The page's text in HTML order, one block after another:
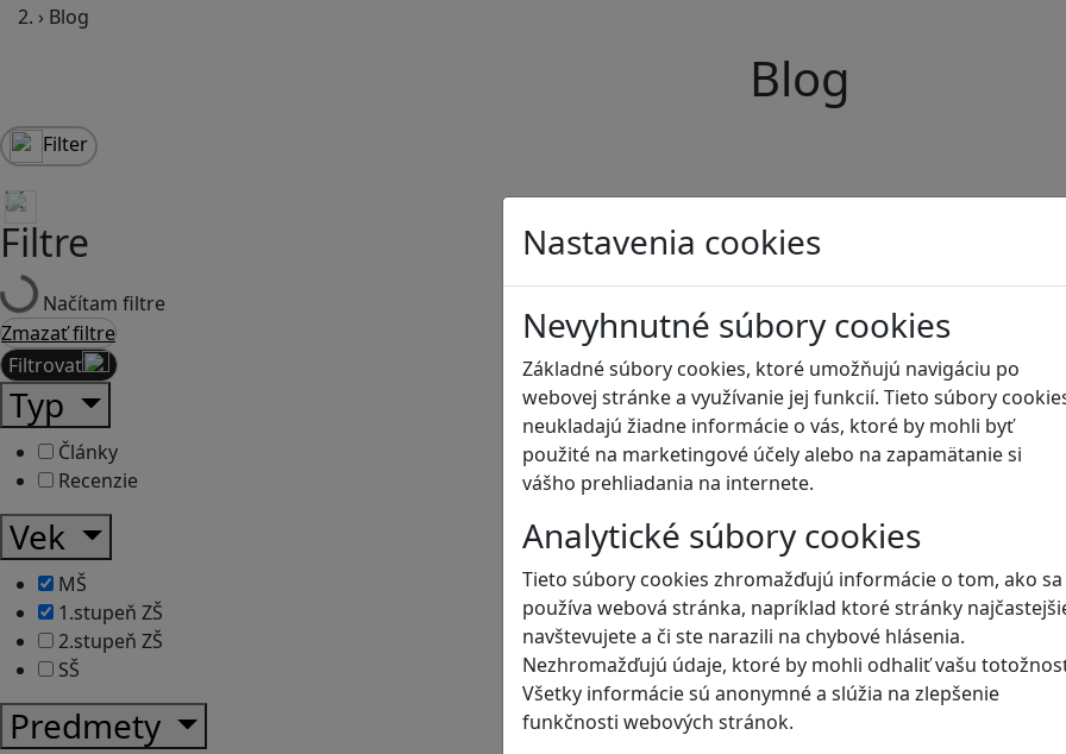
Nastavenia cookies
Nevyhnutné súbory cookies
Základné súbory cookies, ktoré umožňujú navigáciu po
webovej stránke a využívanie jej funkcií. Tieto súbory
neukladajú žiadne informácie o vás, ktoré by mohli byť
použité na marketingové účely alebo na zapamätanie si
vášho prehliadania na internete.
Analytické súbory cookies
Tieto súbory cookies zhromažďujú informácie o tom, ako sa
používa webová stránka, napríklad ktoré stránky
navštevujete a či ste narazili na chybové hlásenia.
Nezhromažďujú údaje, ktoré by mohli odhaliť vašu
Všetky informácie sú anonymné a slúžia na zlepšenie
funkčnosti webových stránok.
› Blog
Blog
Filter
Filtre
Načítam filtre
Zmazať filtre
Filtrovať
Typ
Články
Recenzie
Vek
MŠ
1.stupeň ZŠ
2.stupeň ZŠ
SŠ
Predmety